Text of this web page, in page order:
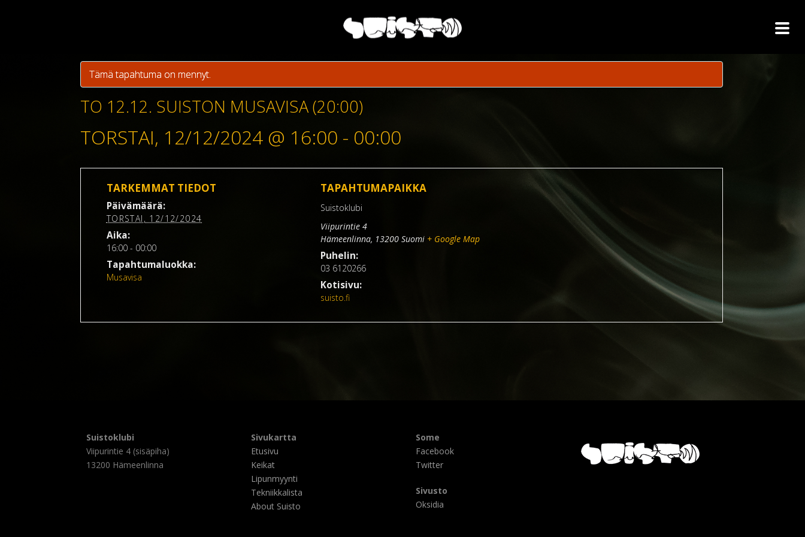
Tämä tapahtuma on mennyt.
TO 12.12. SUISTON MUSAVISA (20:00)
TORSTAI, 12/12/2024 @ 16:00 - 00:00
TARKEMMAT TIEDOT
Päivämäärä:
TORSTAI, 12/12/2024
Aika:
16:00 - 00:00
Tapahtumaluokka:
Musavisa
TAPAHTUMAPAIKKA
Suistoklubi
Viipurintie 4
Hämeenlinna, 13200 Suomi + Google Map
Puhelin:
03 6120266
Kotisivu:
suisto.fi
Suistoklubi
Viipurintie 4 (sisäpiha)
13200 Hämeenlinna
Sivukartta
Etusivu
Keikat
Lipunmyynti
Tekniikkalista
About Suisto
Some
Facebook
Twitter
Sivusto
Oksidia